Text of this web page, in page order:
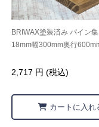
BRIWAX塗装済み パイン
18mm幅300mm奥行
2,717 円 (税込)
カートに入れ